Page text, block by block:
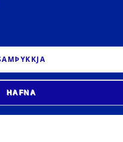
HAFNA